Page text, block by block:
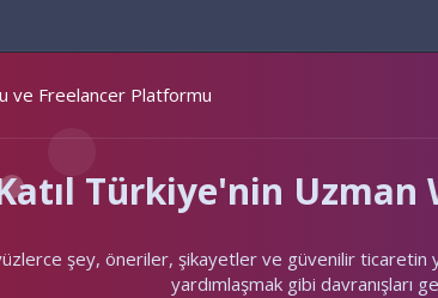
Türkiye'nin
şey, öneriler, şikayetler ve güvenilir
yardımlaşmak gibi davranışları